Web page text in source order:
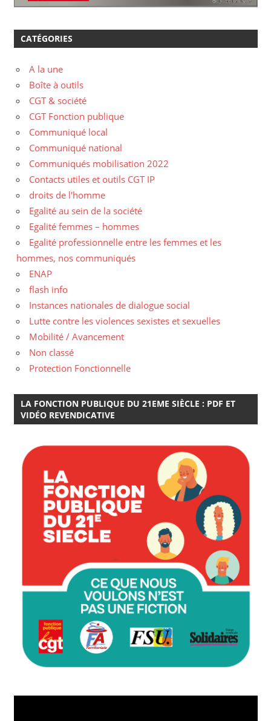
CATÉGORIES
A la une
Boîte à outils
CGT & société
CGT Fonction publique
Communiqué local
Communiqué national
Communiqués mobilisation 2022
Contacts utiles et outils CGT IP
droits de l'homme
Egalité au sein de la société
Egalité femmes – hommes
Egalité professionnelle entre les femmes et les
hommes, nos communiqués
ENAP
flash info
Instances nationales de dialogue social
Lutte contre les violences sexistes et sexuelles
Mobilité / Avancement
Non classé
Protection Fonctionnelle
LA FONCTION PUBLIQUE DU 21EME SIÈCLE : PDF ET
VIDÉO REVENDICATIVE